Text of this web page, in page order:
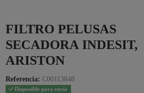
FILTRO PELUSAS
SECADORA INDESIT,
ARISTON
Referencia: C00113848
Disponible para envío